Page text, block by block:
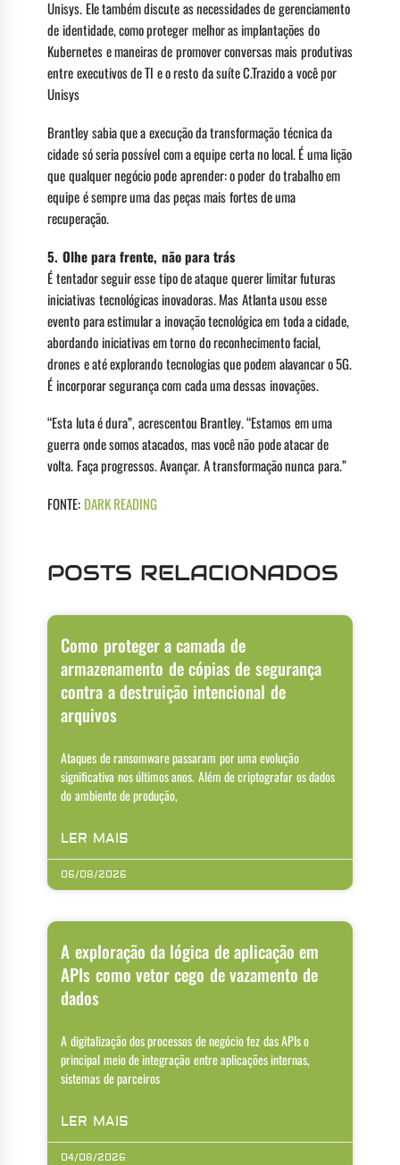
Unisys. Ele também discute as necessidades de gerenciamento
de identidade, como proteger melhor as implantações do
Kubernetes e maneiras de promover conversas mais produtivas
entre executivos de TI e o resto da suíte C.Trazido a você por
Unisys
Brantley sabia que a execução da transformação técnica da
cidade só seria possível com a equipe certa no local. É uma lição
que qualquer negócio pode aprender: o poder do trabalho em
equipe é sempre uma das peças mais fortes de uma
recuperação.
5. Olhe para frente, não para trás
É tentador seguir esse tipo de ataque querer limitar futuras
iniciativas tecnológicas inovadoras. Mas Atlanta usou esse
evento para estimular a inovação tecnológica em toda a cidade,
abordando iniciativas em torno do reconhecimento facial,
drones e até explorando tecnologias que podem alavancar o 5G.
É incorporar segurança com cada uma dessas inovações.
“Esta luta é dura”, acrescentou Brantley. “Estamos em uma
guerra onde somos atacados, mas você não pode atacar de
volta. Faça progressos. Avançar. A transformação nunca para.”
FONTE: DARK READING
POSTS RELACIONADOS
Como proteger a camada de
armazenamento de cópias de segurança
contra a destruição intencional de
arquivos
Ataques de ransomware passaram por uma evolução
significativa nos últimos anos. Além de criptografar os dados
do ambiente de produção,
LER MAIS
06/08/2026
A exploração da lógica de aplicação em
APIs como vetor cego de vazamento de
dados
A digitalização dos processos de negócio fez das APIs o
principal meio de integração entre aplicações internas,
sistemas de parceiros
LER MAIS
04/08/2026